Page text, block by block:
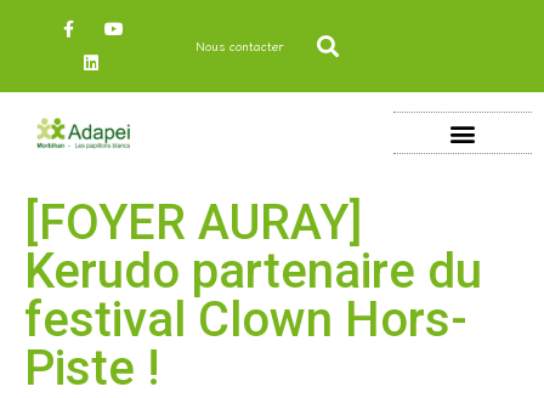
Nous contacter
[FOYER AURAY]
Kerudo partenaire du
festival Clown Hors-
Piste !